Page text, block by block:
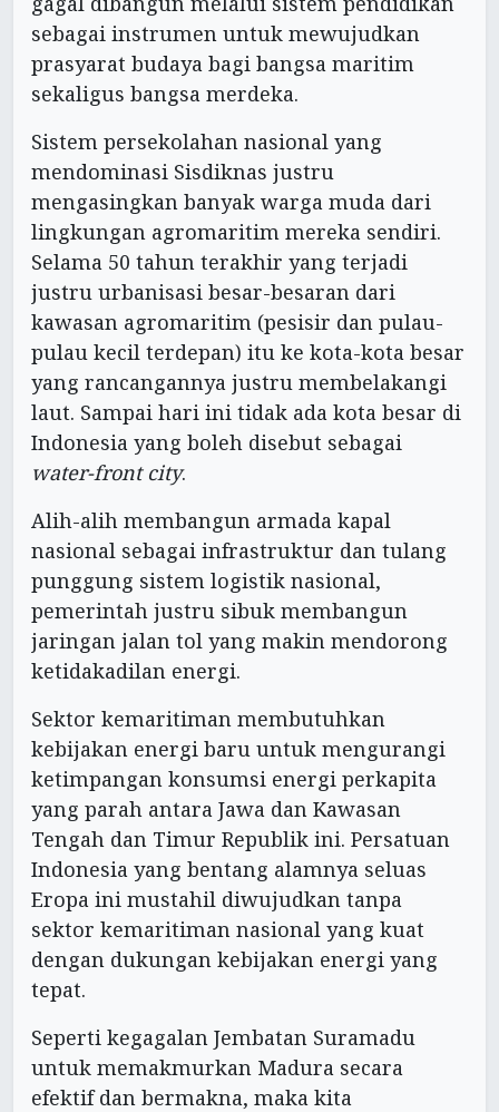
sebagai instrumen untuk mewujudkan
prasyarat budaya bagi bangsa maritim
sekaligus bangsa merdeka.
Sistem persekolahan nasional yang
mendominasi Sisdiknas justru
mengasingkan banyak warga muda dari
lingkungan agromaritim mereka sendiri.
Selama 50 tahun terakhir yang terjadi
justru urbanisasi besar-besaran dari
kawasan agromaritim (pesisir dan pulau-
pulau kecil terdepan) itu ke kota-kota besar
yang rancangannya justru membelakangi
laut. Sampai hari ini tidak ada kota besar di
Indonesia yang boleh disebut sebagai
water-front city.
Alih-alih membangun armada kapal
nasional sebagai infrastruktur dan tulang
punggung sistem logistik nasional,
pemerintah justru sibuk membangun
jaringan jalan tol yang makin mendorong
ketidakadilan energi.
Sektor kemaritiman membutuhkan
kebijakan energi baru untuk mengurangi
ketimpangan konsumsi energi perkapita
yang parah antara Jawa dan Kawasan
Tengah dan Timur Republik ini. Persatuan
Indonesia yang bentang alamnya seluas
Eropa ini mustahil diwujudkan tanpa
sektor kemaritiman nasional yang kuat
dengan dukungan kebijakan energi yang
tepat.
Seperti kegagalan Jembatan Suramadu
untuk memakmurkan Madura secara
efektif dan bermakna, maka kita